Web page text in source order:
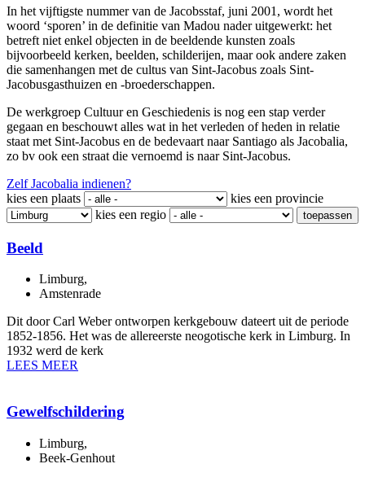
In het vijftigste nummer van de Jacobsstaf, juni 2001, wordt het
woord ‘sporen’ in de definitie van Madou nader uitgewerkt: het
betreft niet enkel objecten in de beeldende kunsten zoals
bijvoorbeeld kerken, beelden, schilderijen, maar ook andere zaken
die samenhangen met de cultus van Sint-Jacobus zoals Sint-
Jacobusgasthuizen en -broederschappen.
De werkgroep Cultuur en Geschiedenis is nog een stap verder
gegaan en beschouwt alles wat in het verleden of heden in relatie
staat met Sint-Jacobus en de bedevaart naar Santiago als Jacobalia,
zo bv ook een straat die vernoemd is naar Sint-Jacobus.
Zelf Jacobalia indienen?
kies een plaats
kies een provincie
kies een regio
toepassen
Beeld
Limburg,
Amstenrade
Dit door Carl Weber ontworpen kerkgebouw dateert uit de periode
1852-1856. Het was de allereerste neogotische kerk in Limburg. In
1932 werd de kerk
LEES MEER
Gewelfschildering
Limburg,
Beek-Genhout